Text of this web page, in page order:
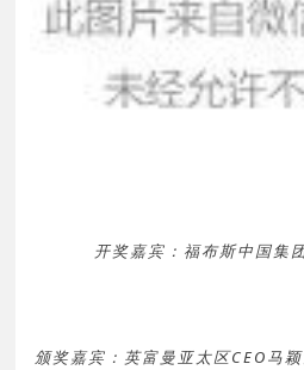
开奖嘉宾：福布斯中国集
颁奖嘉宾：英富曼亚太区CEO马